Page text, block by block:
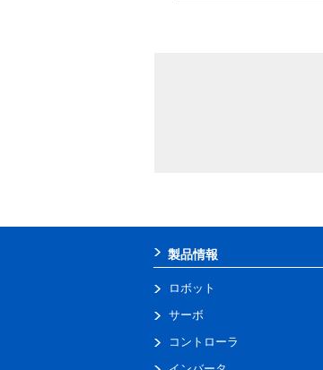
製品情報
ロボット
サーボ
コントローラ